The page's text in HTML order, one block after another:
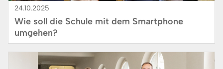
24.10.2025
Wie soll die Schule mit dem Smartphone
umgehen?